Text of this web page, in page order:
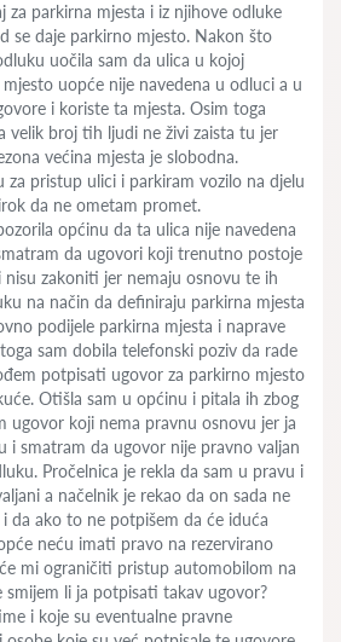
za parkirna mjesta i iz njihove odluke
se daje parkirno mjesto. Nakon što
uočila sam da ulica u kojoj
uopće nije navedena u odluci a u
i koriste ta mjesta. Osim toga
velik broj tih ljudi ne živi zaista tu jer
većina mjesta je slobodna.
za pristup ulici i parkiram vozilo na djelu
da ne ometam promet.
općinu da ta ulica nije navedena
da ugovori koji trenutno postoje
zakoniti jer nemaju osnovu te ih
na način da definiraju parkirna mjesta
podijele parkirna mjesta i naprave
sam dobila telefonski poziv da rade
potpisati ugovor za parkirno mjesto
Otišla sam u općinu i pitala ih zbog
ugovor koji nema pravnu osnovu jer ja
i smatram da ugovor nije pravno valjan
Pročelnica je rekla da sam u pravu i
a načelnik je rekao da on sada ne
da ako to ne potpišem da će iduća
neću imati pravo na rezervirano
mi ograničiti pristup automobilom na
li ja potpisati takav ugovor?
i koje su eventualne pravne